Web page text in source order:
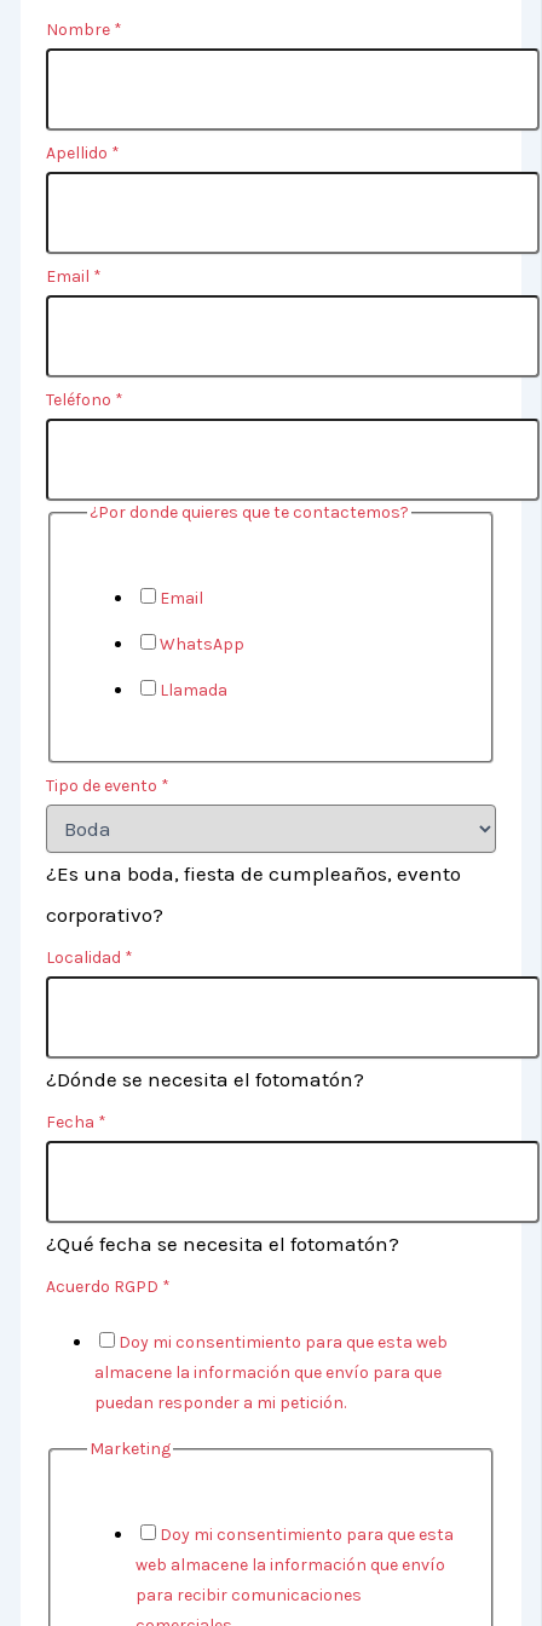
Nombre *
Apellido *
Email *
Teléfono *
¿Por donde quieres que te contactemos?
Email
WhatsApp
Llamada
Tipo de evento *
¿Es una boda, fiesta de cumpleaños, evento
corporativo?
Localidad *
¿Dónde se necesita el fotomatón?
Fecha *
¿Qué fecha se necesita el fotomatón?
c
a
Acuerdo RGPD *
Doy mi consentimiento para que esta web
almacene la información que envío para que
puedan responder a mi petición.
Marketing
Doy mi consentimiento para que esta
web almacene la información que envío
para recibir comunicaciones